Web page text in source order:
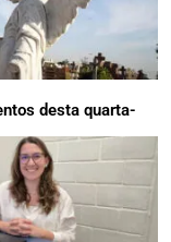
desta quarta-